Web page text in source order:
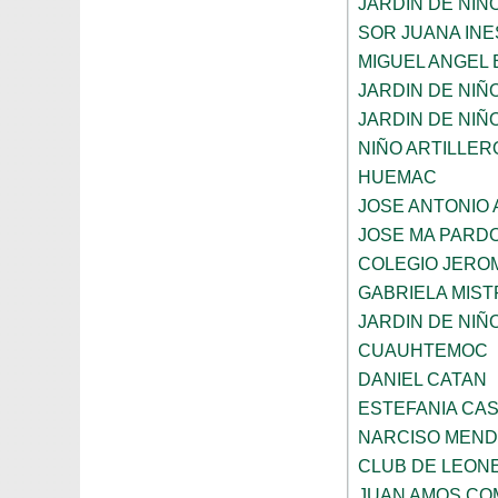
JARDIN DE
SOR JUANA
MIGUEL ANGEL
JARDIN DE
JARDIN DE
NIÑO
HUEMAC
JOSE ANTONIO
JOSE MA
COLEGIO
GABRIELA
JARDIN DE
CUAUHTEMOC
DANIEL CATAN
ESTEFANIA
NARCISO
CLUB DE